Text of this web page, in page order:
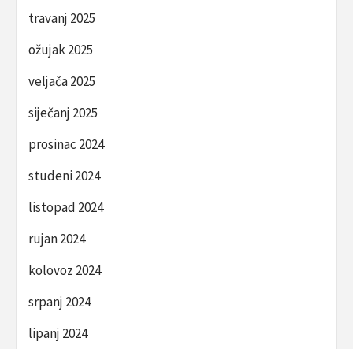
travanj 2025
ožujak 2025
veljača 2025
siječanj 2025
prosinac 2024
studeni 2024
listopad 2024
rujan 2024
kolovoz 2024
srpanj 2024
lipanj 2024